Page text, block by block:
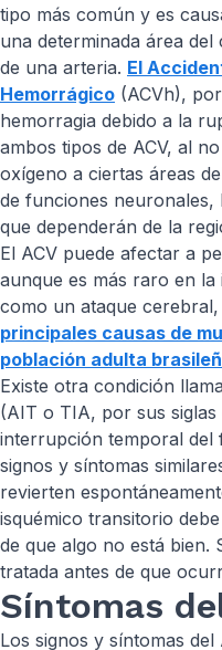
tipo más común y es
una determinada área
de una arteria. El
Hemorrágico (ACVh),
hemorragia debido a la
ambos tipos de ACV, al
oxígeno a ciertas áreas
de funciones neuronales,
que dependerán de la
El ACV puede afectar a
aunque es más raro en
como un ataque
principales causas de
población adulta
Existe otra condición
(AIT o TIA, por sus
interrupción temporal del
signos y síntomas
revierten
isquémico transitorio
de que algo no está bien.
tratada antes de que
Síntomas
Los signos y síntomas